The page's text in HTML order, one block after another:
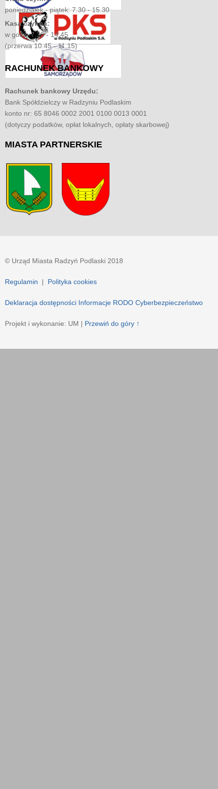
poniedziałek - piątek: 7.30 - 15.30
Kasa czynna:
w godz. 7.30 - 14.45
(przerwa 10.45 - 11.15)
RACHUNEKBANKOWY
Rachunek bankowy Urzędu:
Bank Spółdzielczy w Radzyniu Podlaskim
konto nr: 65 8046 0002 2001 0100 0013 0001
(dotyczy podatków, opłat lokalnych, opłaty skarbowej)
MIASTA PARTNERSKIE
© Urząd Miasta Radzyń Podlaski 2018
Regulamin | Polityka cookies
Deklaracja dostępności Informacje RODO Cyberbezpieczeństwo
Projekt i wykonanie: UM | Przewiń do góry ↑